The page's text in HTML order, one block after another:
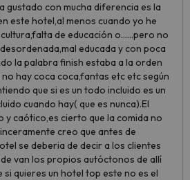
gustado con mucha diferencia es la
este hotel,al menos cuando yo he
de educación o......pero no
educada y con poca
la palabra finish estaba a la orden
hay coca coca,fantas etc etc según
que si es un todo incluido es un
cuando hay( que es nunca).El
caótico,es cierto que la comida no
creo que antes de
se deberia de decir a los clientes
van los propios autóctonos de allí
si quieres un hotel top este no es el